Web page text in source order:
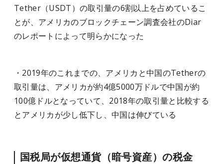
Tether（USDT）の取引量の6割以上を占めているこ
とが、アメリカのブロックチェーン調査会社のDiar
のレポートによって明らかになった
・2019年のこれまでの、アメリカと中国のTetherの
取引量は、アメリカが約4億5000万ドルで中国が約
100億ドルとなっていて、2018年の取引量と比較する
とアメリカが少し低下し、中国は伸びている
国税局が仮想通貨（暗号資産）の税金